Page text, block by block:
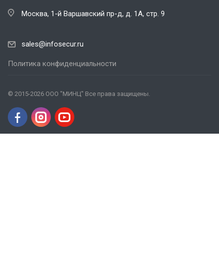
Москва, 1-й Варшавский пр-д, д. 1А, стр. 9
sales@infosecur.ru
Политика конфиденциальности
© 2015-2026 ООО "МИНЦ" Все права защищены.